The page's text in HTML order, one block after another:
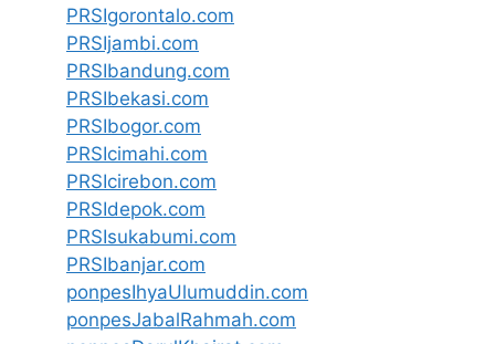
PRSIgorontalo.com
PRSIjambi.com
PRSIbandung.com
PRSIbekasi.com
PRSIbogor.com
PRSIcimahi.com
PRSIcirebon.com
PRSIdepok.com
PRSIsukabumi.com
PRSIbanjar.com
ponpesIhyaUlumuddin.com
ponpesJabalRahmah.com